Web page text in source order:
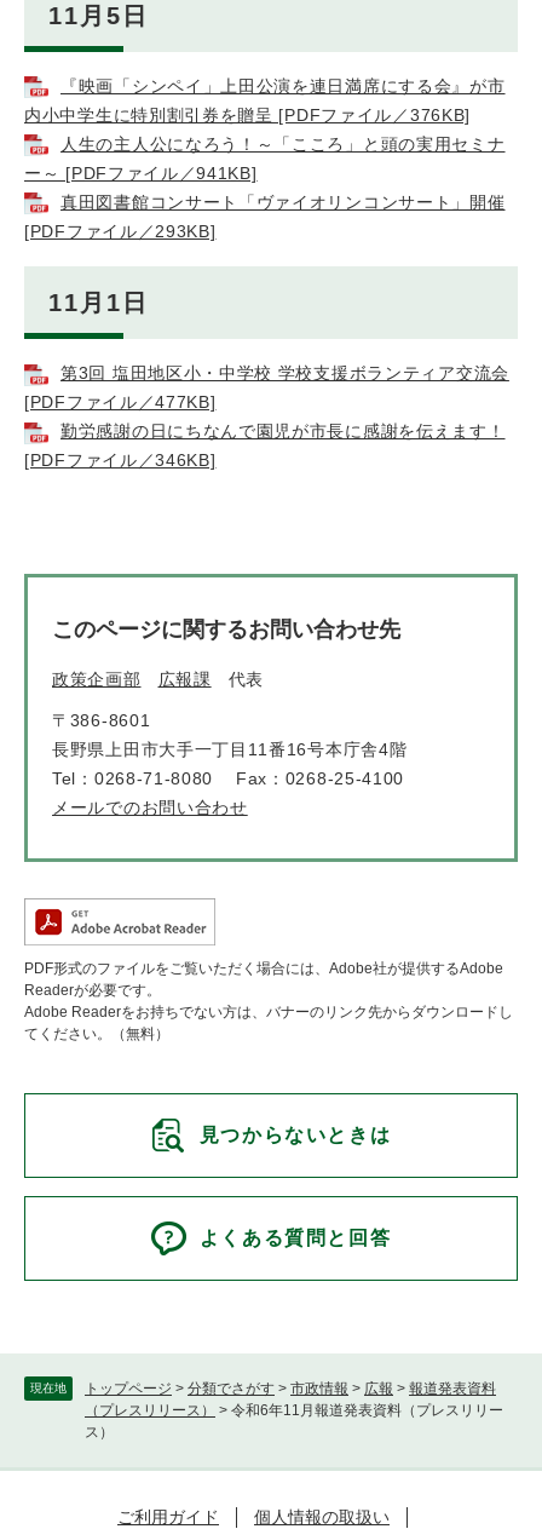
現在地 トップページ > 分類でさがす > 市政情報 > 広報 > 報道発表資料
（プレスリリース）
> 令和6年11月報道発表資料（プレスリリー
ス）
11月5日
『映画「シンペイ」上田公演を連日満席にする会』が市
内小中学生に特別割引券を贈呈 [PDFファイル／376KB]
人生の主人公になろう！～「こころ」と頭の実用セミナ
ー～ [PDFファイル／941KB]
真田図書館コンサート「ヴァイオリンコンサート」開催
[PDFファイル／293KB]
11月1日
第3回 塩田地区小・中学校 学校支援ボランティア交流会
[PDFファイル／477KB]
勤労感謝の日にちなんで園児が市長に感謝を伝えます！
[PDFファイル／346KB]
このページに関するお問い合わせ先
政策企画部 広報課 代表
〒386-8601
長野県上田市大手一丁目11番16号本庁舎4階
Tel：0268-71-8080
Fax：0268-25-4100
メールでのお問い合わせ
PDF形式のファイルをご覧いただく場合には、Adobe社が提供するAdobe
Readerが必要です。
Adobe Readerをお持ちでない方は、バナーのリンク先からダウンロードし
てください。（無料）
見つからないときは
よくある質問と回答
ご利用ガイド
個人情報の取扱い